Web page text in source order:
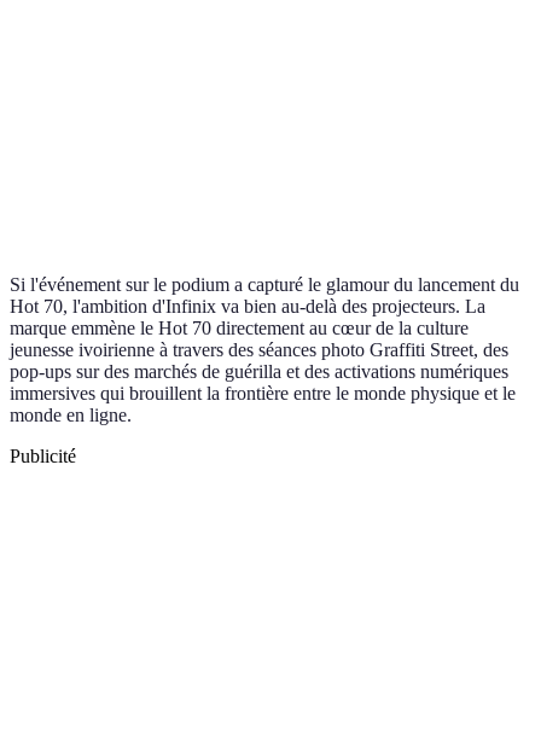
Si l'événement sur le podium a capturé le glamour du lancement du
Hot 70, l'ambition d'Infinix va bien au-delà des projecteurs. La
marque emmène le Hot 70 directement au cœur de la culture
jeunesse ivoirienne à travers des séances photo Graffiti Street, des
pop-ups sur des marchés de guérilla et des activations numériques
immersives qui brouillent la frontière entre le monde physique et le
monde en ligne.
Publicité